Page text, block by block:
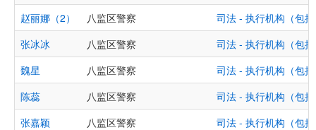
赵丽娜（2）
八监区警察
司法 - 执行机构（包
张冰冰
八监区警察
司法 - 执行机构（包
魏星
八监区警察
司法 - 执行机构（包
陈蕊
八监区警察
司法 - 执行机构（包
张嘉颖
八监区警察
司法 - 执行机构（包